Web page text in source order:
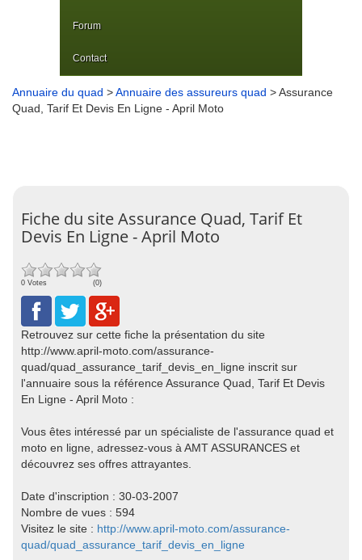
Forum
Contact
Annuaire du quad >Annuaire des assureurs quad > Assurance
Quad, Tarif Et Devis En Ligne - April Moto
Fiche du site Assurance Quad, Tarif Et
Devis En Ligne - April Moto
0 Votes (0)
Retrouvez sur cette fiche la présentation du site
http://www.april-moto.com/assurance-
quad/quad_assurance_tarif_devis_en_ligne inscrit sur
l'annuaire sous la référence Assurance Quad, Tarif Et Devis
En Ligne - April Moto :
Vous êtes intéressé par un spécialiste de l'assurance quad et
moto en ligne, adressez-vous à AMT ASSURANCES et
découvrez ses offres attrayantes.
Date d'inscription : 30-03-2007
Nombre de vues : 594
Visitez le site : http://www.april-moto.com/assurance-
quad/quad_assurance_tarif_devis_en_ligne